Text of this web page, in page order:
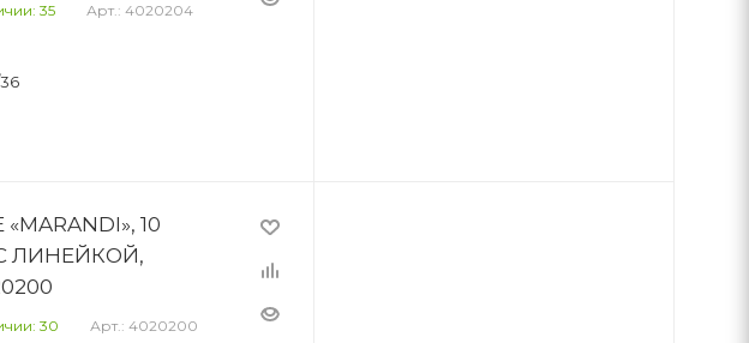
35 Арт.: 4020204
36
10
ЛИНЕЙКОЙ,
30 Арт.: 4020200